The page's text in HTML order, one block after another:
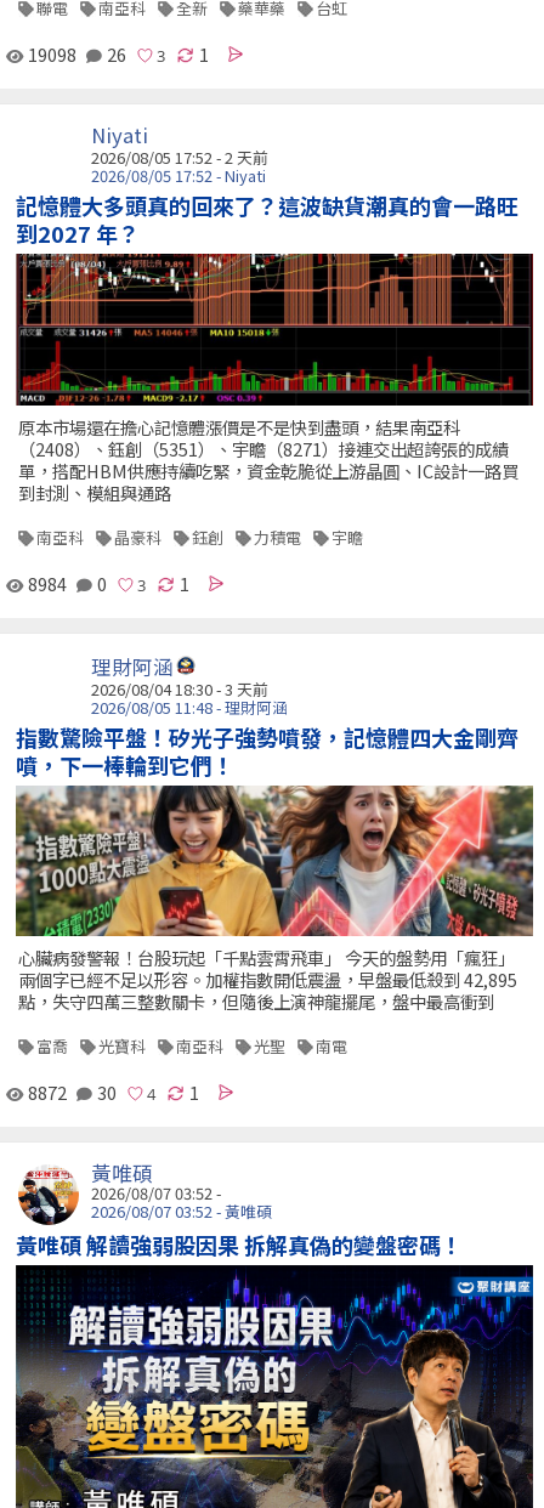
聯電 南亞科 全新 藥華藥 台虹
19098 26 1
Niyati
2026/08/05 17:52 - 2 天前
2026/08/05 17:52 - Niyati
記憶體大多頭真的回來了？這波缺貨潮真的會一路旺
到2027 年？
原本市場還在擔心記憶體漲價是不是快到盡頭，結果南亞科
（2408）、鈺創（5351）、宇瞻（8271）接連交出超誇張的成績
單，搭配HBM供應持續吃緊，資金乾脆從上游晶圓、IC設計一路買
到封測、模組與通路
南亞科 晶豪科 鈺創 力積電 宇瞻
8984 0 1
理財阿涵
2026/08/04 18:30 - 3 天前
2026/08/05 11:48 - 理財阿涵
指數驚險平盤！矽光子強勢噴發，記憶體四大金剛齊
噴，下一棒輪到它們！
心臟病發警報！台股玩起「千點雲霄飛車」 今天的盤勢用「瘋狂」
兩個字已經不足以形容。加權指數開低震盪，早盤最低殺到 42,895
點，失守四萬三整數關卡，但隨後上演神龍擺尾，盤中最高衝到
富喬 光寶科 南亞科 光聖 南電
8872 30 1
黃唯碩
2026/08/07 03:52 -
2026/08/07 03:52 - 黃唯碩
黃唯碩 解讀強弱股因果 拆解真偽的變盤密碼！